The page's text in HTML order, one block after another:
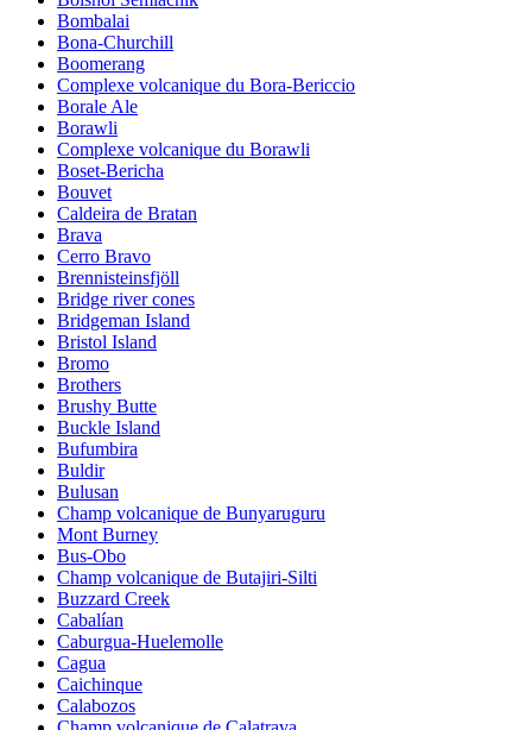
Bombalai
Bona-Churchill
Boomerang
Complexe volcanique du Bora-Bericcio
Borale Ale
Borawli
Complexe volcanique du Borawli
Boset-Bericha
Bouvet
Caldeira de Bratan
Brava
Cerro Bravo
Brennisteinsfjöll
Bridge river cones
Bridgeman Island
Bristol Island
Bromo
Brothers
Brushy Butte
Buckle Island
Bufumbira
Buldir
Bulusan
Champ volcanique de Bunyaruguru
Mont Burney
Bus-Obo
Champ volcanique de Butajiri-Silti
Buzzard Creek
Cabalían
Caburgua-Huelemolle
Cagua
Caichinque
Calabozos